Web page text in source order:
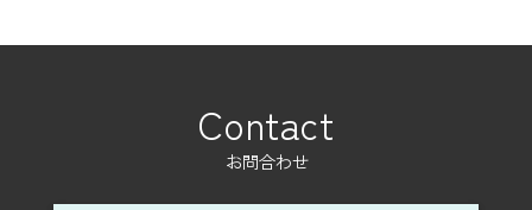
Contact
お問合わせ